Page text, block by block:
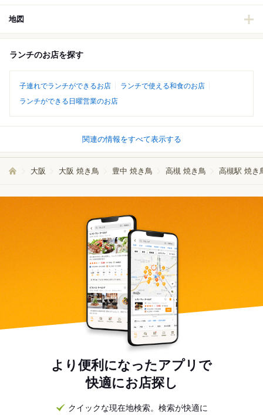
地図
ランチのお店を探す
子連れでランチができるお店
ランチで使える和食のお店
ランチができる日曜営業のお店
関連の情報をすべて表示する
大阪 大阪 焼き鳥 豊中 焼き鳥 高槻 焼き鳥 高槻駅 焼き
より便利になったアプリで
快適にお店探し
クイックな現在地検索。検索が快適に